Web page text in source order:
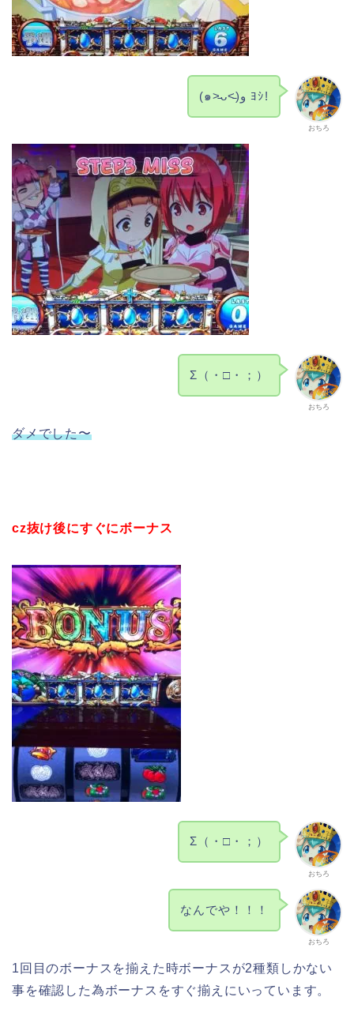
おちろ
(๑˃̵ᴗ˂̵)و ﾖｼ!
おちろ
Σ（・□・；）
ダメでした〜
cz抜け後にすぐにボーナス
おちろ
Σ（・□・；）
おちろ
なんでや！！！
1回目のボーナスを揃えた時ボーナスが2種類しかない
事を確認した為ボーナスをすぐ揃えにいっています。